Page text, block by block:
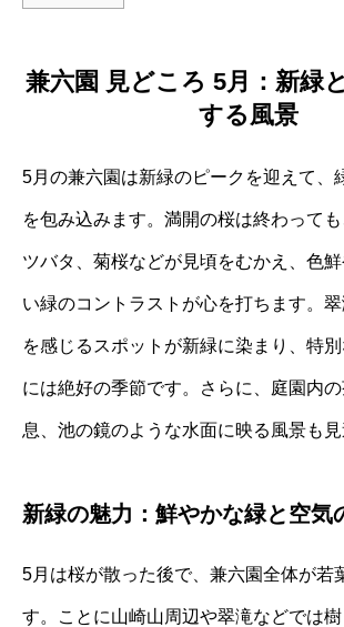
兼六園 見どころ 5月：新緑
する風景
5月の兼六園は新緑のピークを迎えて、
を包み込みます。満開の桜は終わって
ツバタ、菊桜などが見頃をむかえ、色
い緑のコントラストが心を打ちます。
を感じるスポットが新緑に染まり、特
には絶好の季節です。さらに、庭園内
息、池の鏡のような水面に映る風景も見
新緑の魅力：鮮やかな緑と空気
5月は桜が散った後で、兼六園全体が若
す。ことに山崎山周辺や翠滝などでは